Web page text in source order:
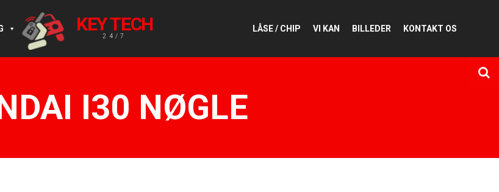
KEY TECH
24/7
LÅSE / CHIP VI KAN BILLEDER KONTAKT OS
I30 NØGLE